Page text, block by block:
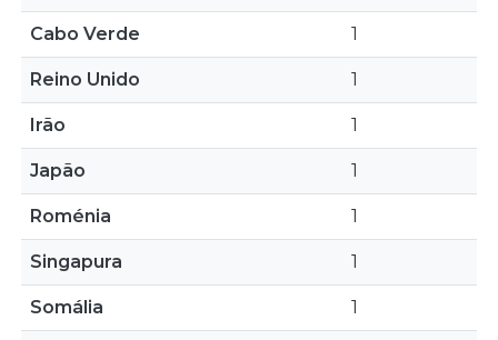
Cabo Verde 1
Reino Unido 1
Irão 1
Japão 1
Roménia 1
Singapura 1
Somália 1